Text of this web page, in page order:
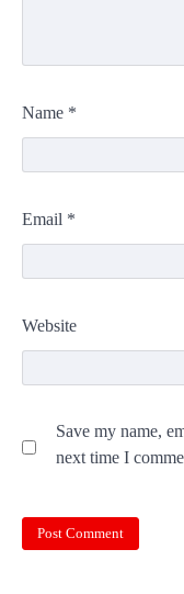
Name *
Email *
Website
Save my name,
next time I